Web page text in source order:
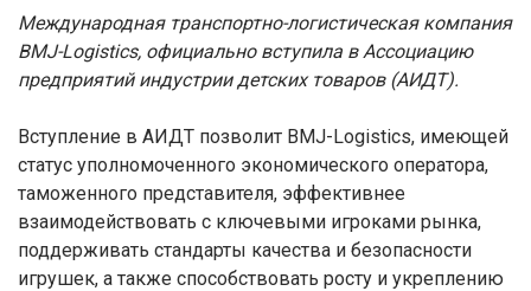
Международная транспортно-логистическая компания
BMJ-Logistics, официально вступила в Ассоциацию
предприятий индустрии детских товаров (АИДТ).
Вступление в АИДТ позволит BMJ-Logistics, имеющей
статус уполномоченного экономического оператора,
таможенного представителя, эффективнее
взаимодействовать с ключевыми игроками рынка,
поддерживать стандарты качества и безопасности
игрушек, а также способствовать росту и укреплению